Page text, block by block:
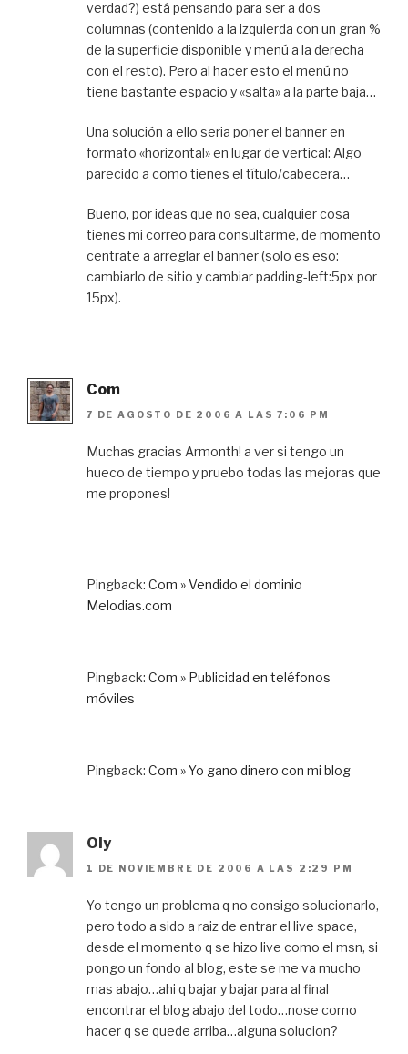
verdad?) está pensando para ser a dos
columnas (contenido a la izquierda con un gran %
de la superficie disponible y menú a la derecha
con el resto). Pero al hacer esto el menú no
tiene bastante espacio y «salta» a la parte baja…
Una solución a ello seria poner el banner en
formato «horizontal» en lugar de vertical: Algo
parecido a como tienes el título/cabecera…
Bueno, por ideas que no sea, cualquier cosa
tienes mi correo para consultarme, de momento
centrate a arreglar el banner (solo es eso:
cambiarlo de sitio y cambiar padding-left:5px por
15px).
Com
7 DE AGOSTO DE 2006 A LAS 7:06 PM
Muchas gracias Armonth! a ver si tengo un
hueco de tiempo y pruebo todas las mejoras que
me propones!
Pingback: Com » Vendido el dominio
Melodias.com
Pingback: Com » Publicidad en teléfonos
móviles
Pingback: Com » Yo gano dinero con mi blog
Oly
1 DE NOVIEMBRE DE 2006 A LAS 2:29 PM
Yo tengo un problema q no consigo solucionarlo,
pero todo a sido a raiz de entrar el live space,
desde el momento q se hizo live como el msn, si
pongo un fondo al blog, este se me va mucho
mas abajo…ahi q bajar y bajar para al final
encontrar el blog abajo del todo…nose como
hacer q se quede arriba…alguna solucion?